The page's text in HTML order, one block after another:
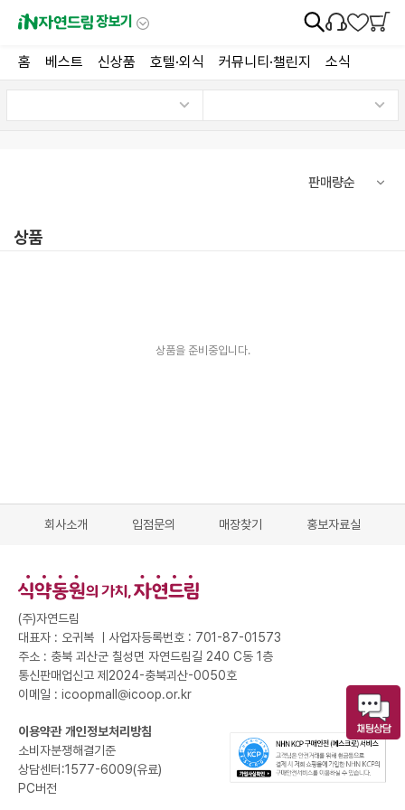
장보기
홈 베스트 신상품 호텔·외식 커뮤니티·챌린지 소식
상품
상품을 준비중입니다.
회사소개 입점문의 매장찾기 홍보자료실
(주)자연드림
대표자 : 오귀복 ㅣ 사업자등록번호 : 701-87-01573
주소 : 충북 괴산군 칠성면 자연드림길 240 C동 1층
통신판매업신고 제2024-충북괴산-0050호
이메일 : icoopmall@icoop.or.kr
이용약관 개인정보처리방침
소비자분쟁해결기준
상담센터:1577-6009(유료)
PC버전